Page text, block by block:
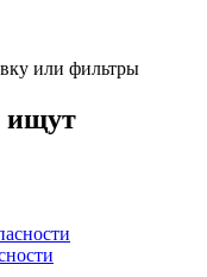
или фильтры
ищут